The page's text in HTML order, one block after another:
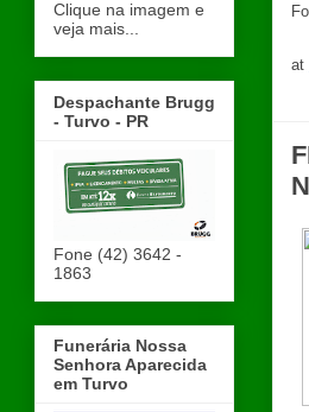
at
Clique na imagem e
veja mais...
Despachante Brugg
- Turvo - PR
Fone (42) 3642 -
1863
Funerária Nossa
Senhora Aparecida
em Turvo